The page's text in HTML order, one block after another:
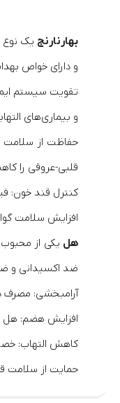
بهارنارنج
و دارای خواص
و بیماری‌های
حفاظت از سلامت
قلبی-عروقی را
کنترل قند خون:
افزایش سلامت
هل یکی از
ضد اکسیدانی و
آرامبخشی:
افزایش هضم: هل
کاهش التهاب:
حمایت از سلامت